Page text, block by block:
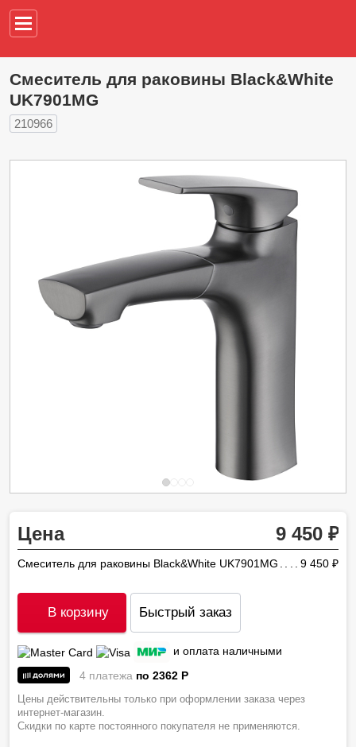
Смеситель для раковины Black&White
UK7901MG
210966
Цена 9 450
Смеситель для раковины Black&White UK7901MG 9 450
В корзину Быстрый заказ
и оплата наличными
4 платежа по 2362 P
Цены действительны только при оформлении заказа через
интернет-магазин.
Скидки по карте постоянного покупателя не применяются.